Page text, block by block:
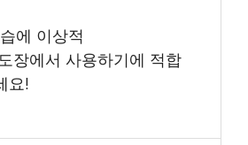
에 이상적
장에서 사용하기에 적합
요!